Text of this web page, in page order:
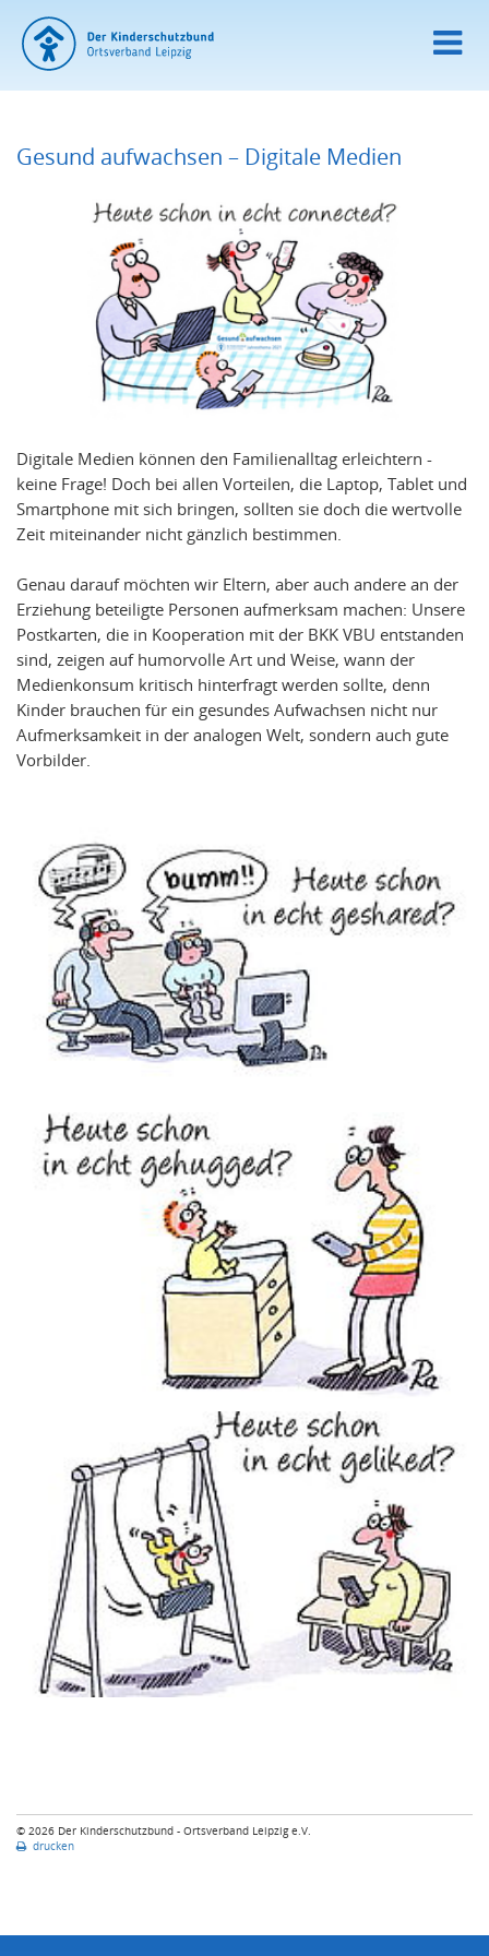
Gesund aufwachsen – Digitale Medien
Digitale Medien können den Familienalltag erleichtern -
keine Frage! Doch bei allen Vorteilen, die Laptop, Tablet und
Smartphone mit sich bringen, sollten sie doch die wertvolle
Zeit miteinander nicht gänzlich bestimmen.
Genau darauf möchten wir Eltern, aber auch andere an der
Erziehung beteiligte Personen aufmerksam machen: Unsere
Postkarten, die in Kooperation mit der BKK VBU entstanden
sind, zeigen auf humorvolle Art und Weise, wann der
Medienkonsum kritisch hinterfragt werden sollte, denn
Kinder brauchen für ein gesundes Aufwachsen nicht nur
Aufmerksamkeit in der analogen Welt, sondern auch gute
Vorbilder.
© 2026 Der Kinderschutzbund - Ortsverband Leipzig e.V.
drucken